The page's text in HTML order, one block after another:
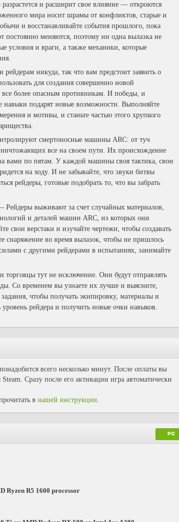
и расширит свое влияние — откроются
мира носит шрамы от конфликтов, старые и
и восстанавливайте события прошлого, пока
постоянно меняются, поэтому ни одна вылазка не
условия и враги, а также механики, которые
никуда, так что вам предстоит заявить о
для создания совершенно новой
все более опасным противникам. И победы, и
навыки подарят новые возможности. Выполняйте
и мотивы, и станьте частью этого хрупкого
смертоносные машины ARC: от туч
все на своем пути. Их происхождение
за вами по пятам. У каждой машины своя тактика, свои
на ходу. И не забывайте, что звуки битвы
рейдеры, готовые подобрать то, что вы забрать
Рейдеры выживают за счет случайных материалов,
и деталей машин ARC, из которых они
свои верстаки и изучайте чертежи, чтобы создавать
снаряжение во время вылазок, чтобы не пришлось
с другими рейдерами в испытаниях, занимайте
тут не исключение. Они будут отправлять
Со временем вы узнаете их лучше и выясните,
чтобы получать экипировку, материалы и
рейдера и получить новые очки навыков.
всего несколько минут. После оплаты вы
Сразу после его активации игра автоматически
в нашей инструкции.
PC
Ryzen R5 1600 processor